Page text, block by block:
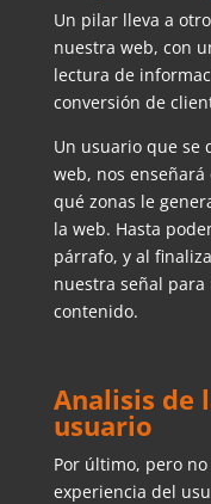
Un pilar lleva a
nuestra web, con
lectura de
conversión de
Un usuario que se
web, nos
qué zonas le
la web. Hasta
párrafo, y al
nuestra señal
contenido.
Analisis de
usuario
Por último, pero
experiencia del